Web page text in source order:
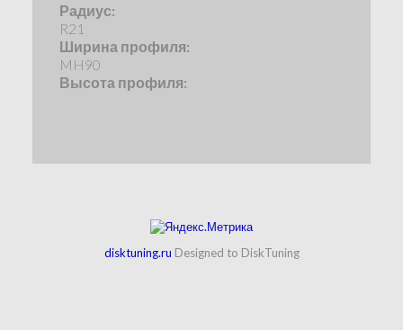
Радиус:
R21
Ширина профиля:
MH90
Высота профиля:
disktuning.ru Designed to DiskTuning